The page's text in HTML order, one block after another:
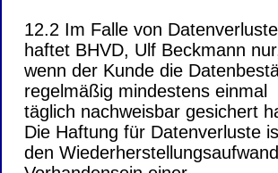
12.2 Im Falle von
haftet BHVD, Ulf Beckmann
wenn der Kunde die
regelmäßig mindestens einmal
täglich nachweisbar gesichert
Die Haftung für Datenverluste
den